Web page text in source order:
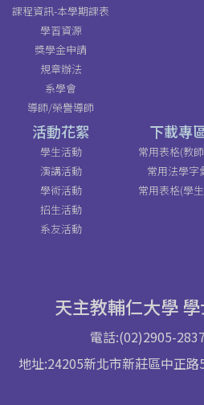
課程資訊-本學期課表
學習資源
獎學金申請
規章辦法
系學會
導師/榮譽導師
活動花絮
學生活動
演講活動
學術活動
招生活動
系友活動
下載專
常用表格(教
常用法學字
常用表格(學
天主教輔仁大學
電話:(02)2905-
地址:24205新北市新莊區中正